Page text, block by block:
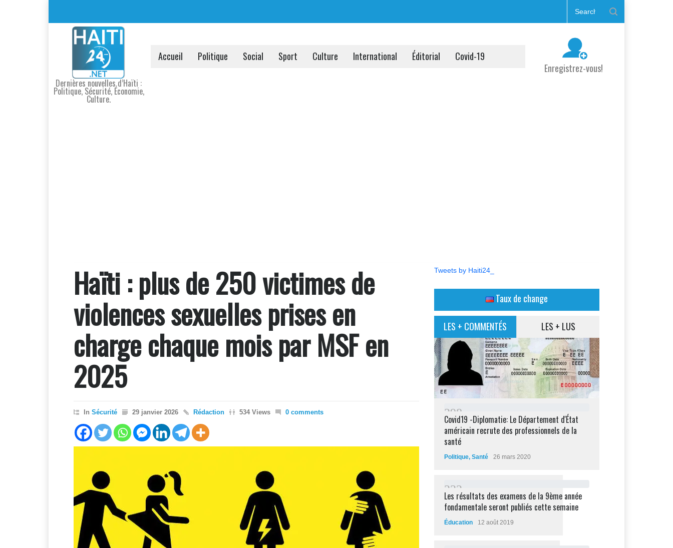
Dernières nouvelles d’Haïti :
Politique, Sécurité, Économie,
Culture.
Accueil Politique Social Sport Culture International Éditorial
Covid-19
Enregistrez-vous!
Haïti : plus de 250 victimes de
violences sexuelles prises en
charge chaque mois par MSF en
2025
In Sécurité 29 janvier 2026 Rédaction 534 Views 0 comments
Tweets by Haiti24_
Taux de change
LES + COMMENTÉS LES + LUS
298
Covid19 -Diplomatie: Le Département d'État
américain recrute des professionnels de la
santé
Politique, Santé 26 mars 2020
232
Les résultats des examens de la 9ème année
fondamentale seront publiés cette semaine
Éducation 12 août 2019